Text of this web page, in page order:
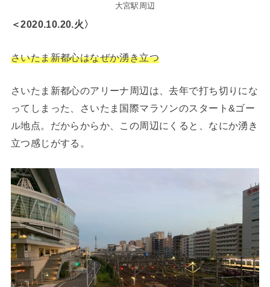
大宮駅周辺
＜2020.10.20.火〉
さいたま新都心はなぜか湧き立つ
さいたま新都心のアリーナ周辺は、去年で打ち切りにな
ってしまった、さいたま国際マラソンのスタート&ゴー
ル地点。だからからか、この周辺にくると、なにか湧き
立つ感じがする。